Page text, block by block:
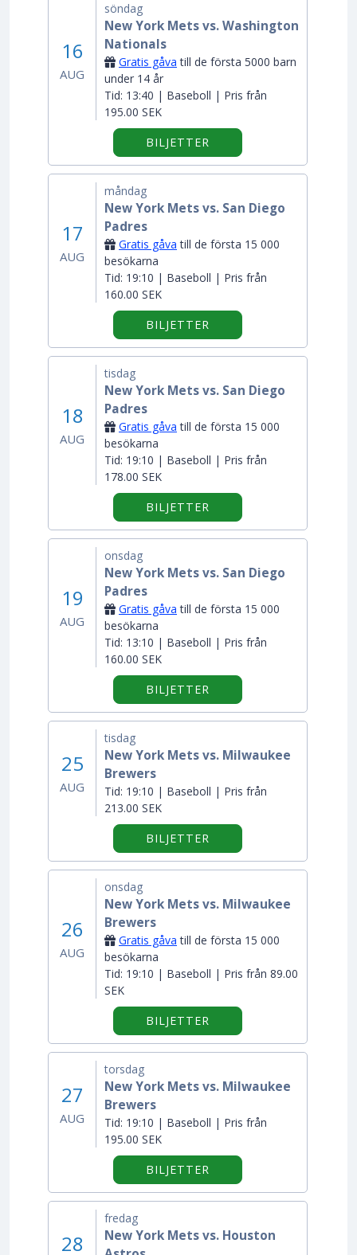
16
AUG
söndag
New York Mets vs. Washington
Nationals
Gratis gåva till de första 5000 barn
under 14 år
Tid: 13:40 | Baseboll | Pris från
195.00 SEK
BILJETTER
17
AUG
måndag
New York Mets vs. San Diego
Padres
Gratis gåva till de första 15 000
besökarna
Tid: 19:10 | Baseboll | Pris från
160.00 SEK
BILJETTER
18
AUG
tisdag
New York Mets vs. San Diego
Padres
Gratis gåva till de första 15 000
besökarna
Tid: 19:10 | Baseboll | Pris från
178.00 SEK
BILJETTER
19
AUG
onsdag
New York Mets vs. San Diego
Padres
Gratis gåva till de första 15 000
besökarna
Tid: 13:10 | Baseboll | Pris från
160.00 SEK
BILJETTER
25
AUG
tisdag
New York Mets vs. Milwaukee
Brewers
Tid: 19:10 | Baseboll | Pris från
213.00 SEK
BILJETTER
26
AUG
onsdag
New York Mets vs. Milwaukee
Brewers
Gratis gåva till de första 15 000
besökarna
Tid: 19:10 | Baseboll | Pris från 89.00
SEK
BILJETTER
27
AUG
torsdag
New York Mets vs. Milwaukee
Brewers
Tid: 19:10 | Baseboll | Pris från
195.00 SEK
BILJETTER
28
fredag
New York Mets vs. Houston